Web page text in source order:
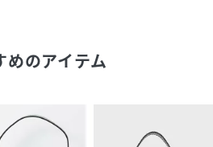
牛革, <ストラップ>, 牛革
めのアイテム